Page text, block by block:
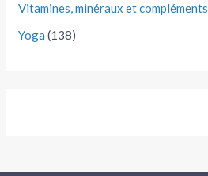
Vitamines, minéraux et compléments
Yoga (138)